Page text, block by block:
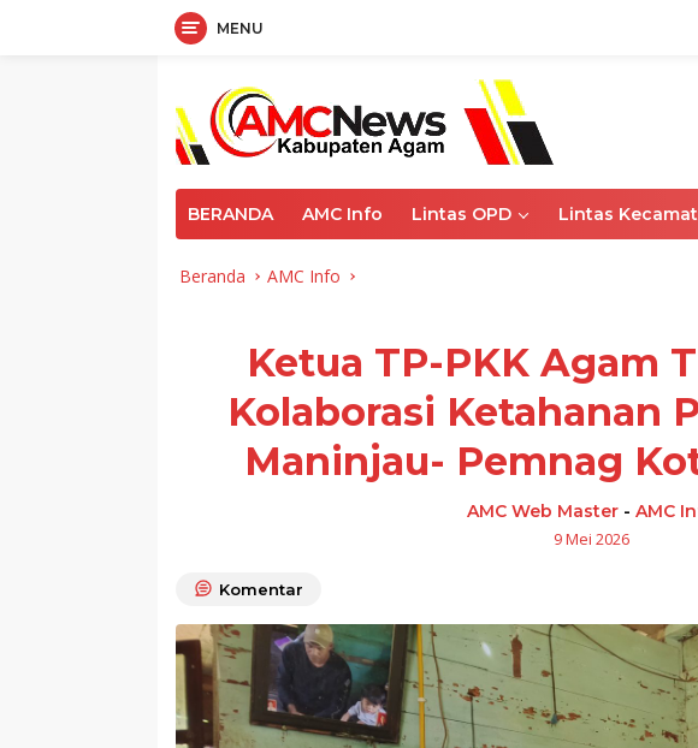
MENU
BERANDA AMC Info Lintas OPD Lintas
Beranda AMC Info
Ketua TP-PKK Agam
Kolaborasi Ketahanan
Maninjau- Pemnag
AMC Web Master -AMC
9 Mei 2026
Komentar